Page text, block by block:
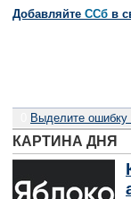
Добавляйте CСб в
Выделите ошибку
КАРТИНА ДНЯ